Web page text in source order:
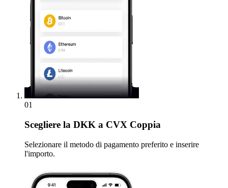
01
Scegliere la DKK a CVX Coppia
Selezionare il metodo di pagamento preferito e inserire
l'importo.